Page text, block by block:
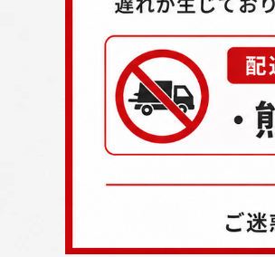
特定商取引法について